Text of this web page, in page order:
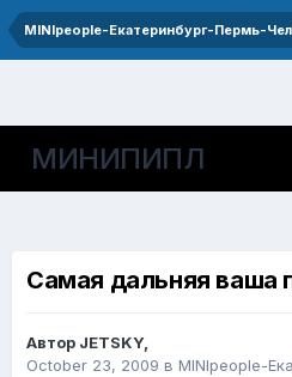
MINIpeople-Екатеринбург-Пермь-
МИНИПИПЛ
Самая дальняя ваша
Автор JETSKY,
October 23, 2009 в MINIpeople-